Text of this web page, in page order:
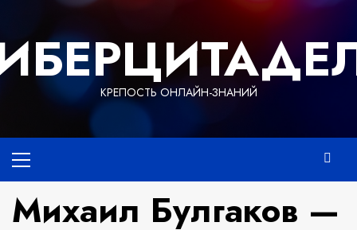
содержимому
КРЕПОСТЬ ОНЛАЙН-ЗНАНИЙ
меню
Михаил Булгаков —